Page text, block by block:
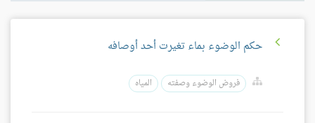
حكم الوضوء بماء تغيرت أحد أوصافه
فروض الوضوء وصفته المياه